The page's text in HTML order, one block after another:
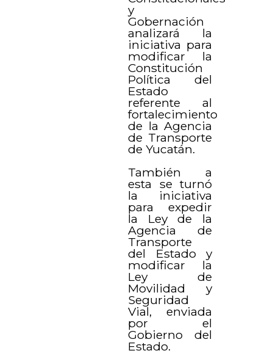
y
Gobernación
analizará la
iniciativa para
modificar la
Constitución
Política del
Estado
referente al
fortalecimiento
de la Agencia
de Transporte
de Yucatán.
También a
esta se turnó
la iniciativa
para expedir
la Ley de la
Agencia de
Transporte
del Estado y
modificar la
Ley de
Movilidad y
Seguridad
Vial, enviada
por el
Gobierno del
Estado.